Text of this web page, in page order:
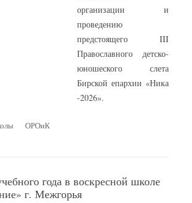
организации и
проведению
предстоящего III
Православного детско-
юношеского слета
Бирской епархии «Ника
-2026».
ОРОиК
года в воскресной школе
г. Межгорья